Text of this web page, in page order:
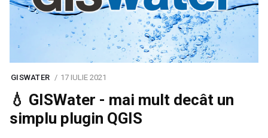
GISWATER 17 IULIE 2021
💧 GISWater - mai mult decât un
simplu plugin QGIS